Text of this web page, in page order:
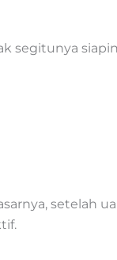
segitunya